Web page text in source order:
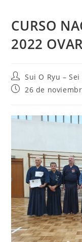
CURSO
2022
Sui O Ryu –
26 de